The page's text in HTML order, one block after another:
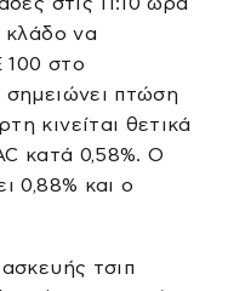
κλάδο να
100 στο
σημειώνει πτώση
κινείται θετικά
κατά 0,58%. Ο
0,88% και ο
τσιπ